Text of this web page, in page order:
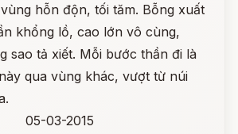
hỗn độn, tối tăm. Bỗng xuất
khổng lồ, cao lớn vô cùng,
sao tả xiết. Mỗi bước thần đi là
qua vùng khác, vượt từ núi
05-03-2015